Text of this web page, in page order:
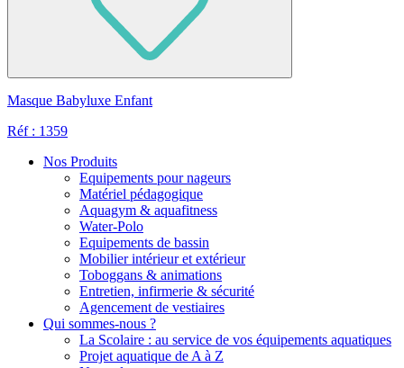
Masque Babyluxe Enfant
Réf : 1359
Nos Produits
Equipements pour nageurs
Matériel pédagogique
Aquagym & aquafitness
Water-Polo
Equipements de bassin
Mobilier intérieur et extérieur
Toboggans & animations
Entretien, infirmerie & sécurité
Agencement de vestiaires
Qui sommes-nous ?
La Scolaire : au service de vos équipements aquatiques
Projet aquatique de A à Z